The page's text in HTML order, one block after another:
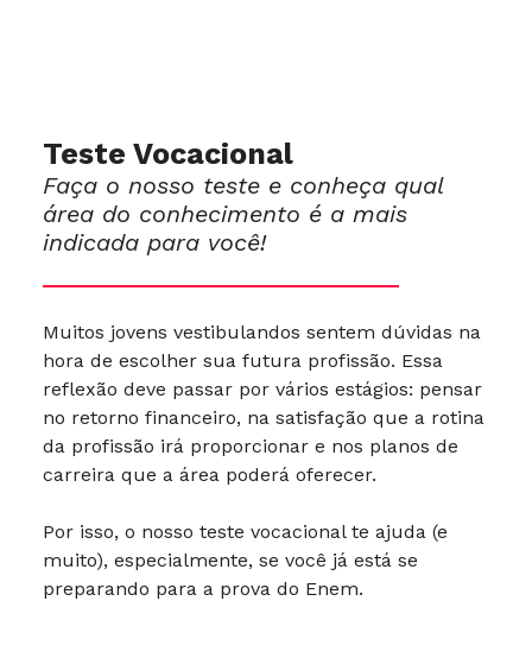
Teste Vocacional
Faça o nosso teste e conheça qual
área do conhecimento é a mais
indicada para você!
Muitos jovens vestibulandos sentem dúvidas na
hora de escolher sua futura profissão. Essa
reflexão deve passar por vários estágios: pensar
no retorno financeiro, na satisfação que a rotina
da profissão irá proporcionar e nos planos de
carreira que a área poderá oferecer.
Por isso, o nosso teste vocacional te ajuda (e
muito), especialmente, se você já está se
preparando para a prova do Enem.